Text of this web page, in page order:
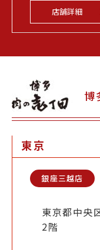
店舗詳細
博
東京
銀座三越店
東京都中央
2階